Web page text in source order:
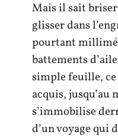
Mais il sait
glisser dans
pourtant
battements
simple feuille, ce
acquis,
s’immobilise
d’un voyage qui